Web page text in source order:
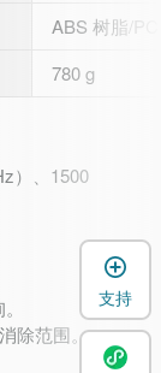
ABS 树脂/PC
780 g
）、1500
除范围。
支持